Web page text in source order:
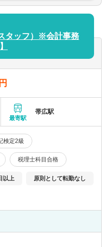
タッフ）※会計事務
最寄駅
帯広駅
検定2級
税理士科目合格
以上 原則として転勤なし